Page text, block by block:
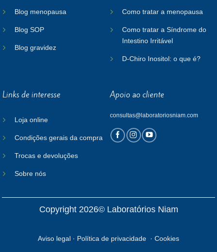
Blog menopausa
Blog SOP
Blog gravidez
Como tratar a menopausa
Como tratar a Síndrome do
Intestino Irritável
D-Chiro Inositol: o que é?
Links de interesse
Loja online
Condições gerais da compra
Trocas e devoluções
Sobre nós
Apoio ao cliente
consultas@laboratoriosniam.com
Copyright 2026© Laboratórios Niam
Aviso legal · Política de privacidade · Cookies